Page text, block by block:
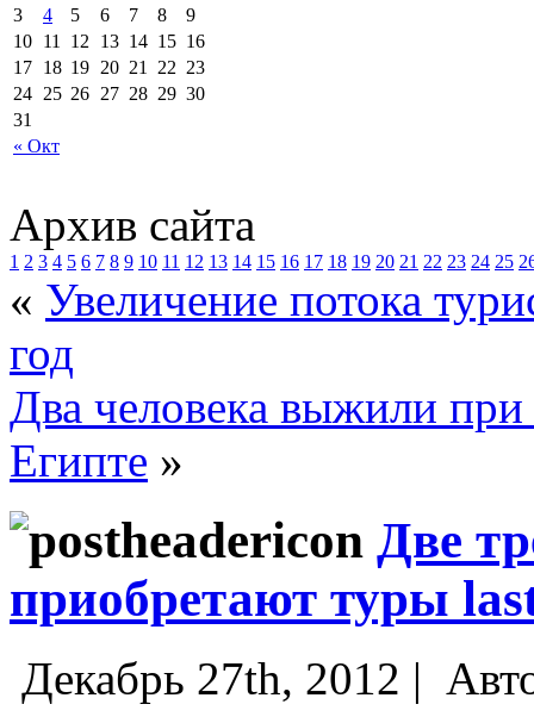
« Окт
3
4 5 6 7 8
9
10 11 12 13 14 15 16
17 18 19 20 21 22 23
24 25 26 27 28 29 30
31
Архив сайта
1 2 3 4 5 6 7 8 9 10 11 12 13 14 15 16 17 18 19 20 21 22 23 24 25
« Увеличение потока
год
Два человека выжили
Египте »
Две
приобретают туры
Декабрь 27th, 2012 |